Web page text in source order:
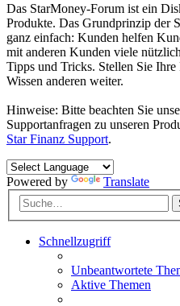
Das StarMoney-Forum ist ein
Produkte. Das Grundprinzip der
ganz einfach: Kunden helfen
mit anderen Kunden viele
Tipps und Tricks. Stellen Sie
Wissen anderen weiter.
Hinweise: Bitte beachten Sie
Supportanfragen zu unseren
Star Finanz Support.
Powered by Translate
Schnellzugriff
Unbeantwortete
Aktive Themen